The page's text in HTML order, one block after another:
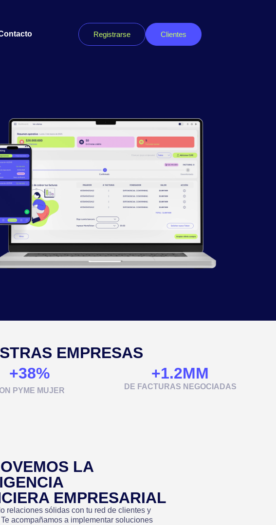
Registrarse Clientes
EMPRESAS
PYME MUJER
+38%
DE FACTURAS NEGOCIADAS
+1.2MM
LA
EMPRESARIAL
relaciones sólidas con tu red de clientes y
acompañamos a implementar soluciones